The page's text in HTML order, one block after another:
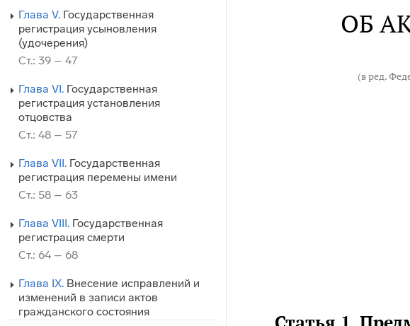
Глава V. Государственная
регистрация усыновления
(удочерения)
Ст.: 39 – 47
Глава VI. Государственная
регистрация установления
отцовства
Ст.: 48 – 57
Глава VII. Государственная
регистрация перемены имени
Ст.: 58 – 63
Глава VIII. Государственная
регистрация смерти
Ст.: 64 – 68
Глава IX. Внесение исправлений и
изменений в записи актов
гражданского состояния
ОБ
(в ред.